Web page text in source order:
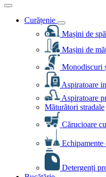
Curățenie
Mașini de
Mașini de
Monodiscuri
Aspiratoare
Aspiratoare
Măturători stradale
Cărucioare
Echipamente
Detergenți